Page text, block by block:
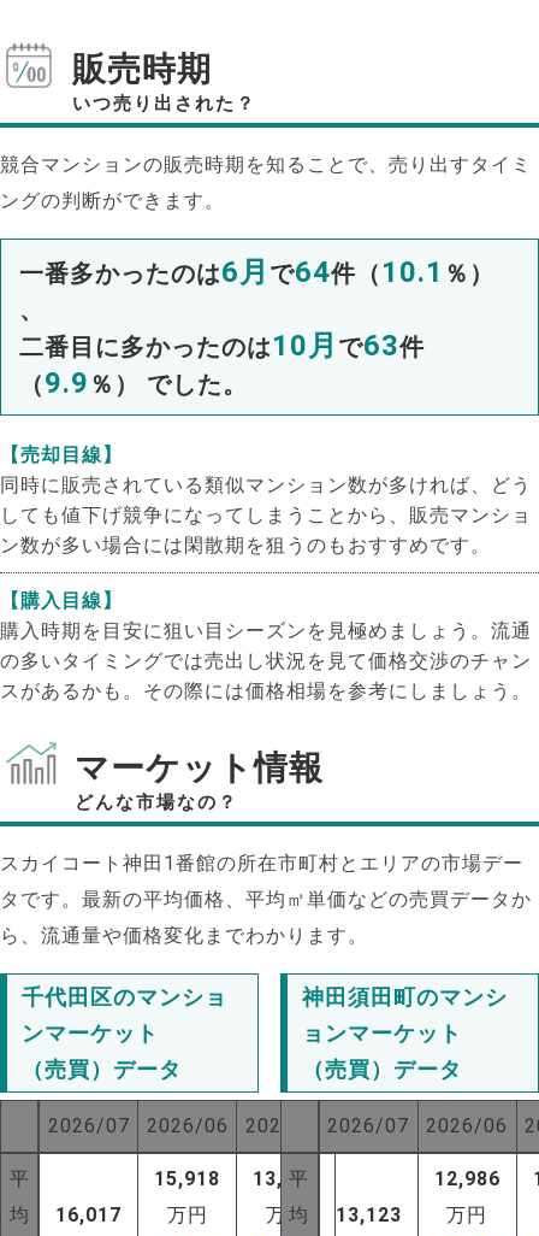
販売時期
いつ売り出された？
競合マンションの販売時期を知ることで、売り出すタイミ
ングの判断ができます。
一番多かったのは6月 で64件（ 10.1 ％）
、
二番目に多かったのは10月 で63件
（9.9 ％） でした。
【売却目線】
同時に販売されている類似マンション数が多ければ、どう
しても値下げ競争になってしまうことから、販売マンショ
ン数が多い場合には閑散期を狙うのもおすすめです。
【購入目線】
購入時期を目安に狙い目シーズンを見極めましょう。流通
の多いタイミングでは売出し状況を見て価格交渉のチャン
スがあるかも。その際には価格相場を参考にしましょう。
マーケット情報
どんな市場なの？
スカイコート神田1番館の所在市町村とエリアの市場デー
タです。最新の平均価格、平均㎡単価などの売買データか
ら、流通量や価格変化までわかります。
千代田区のマンショ
ンマーケット
（売買）データ
2026/07 2026/06 2025/07
平
均
16,017
15,918
万円
13,356
万円
神田須田町のマンシ
ョンマーケット
（売買）データ
2026/07 2026/06
平
均
13,123
12,986
万円